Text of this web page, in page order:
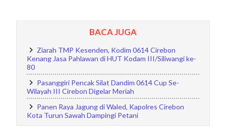
BACA JUGA
Ziarah TMP Kesenden, Kodim 0614 Cirebon
Kenang Jasa Pahlawan di HUT Kodam III/Siliwangi ke-
80
Pasanggiri Pencak Silat Dandim 0614 Cup Se-
Wilayah III Cirebon Digelar Meriah
Panen Raya Jagung di Waled, Kapolres Cirebon
Kota Turun Sawah Dampingi Petani